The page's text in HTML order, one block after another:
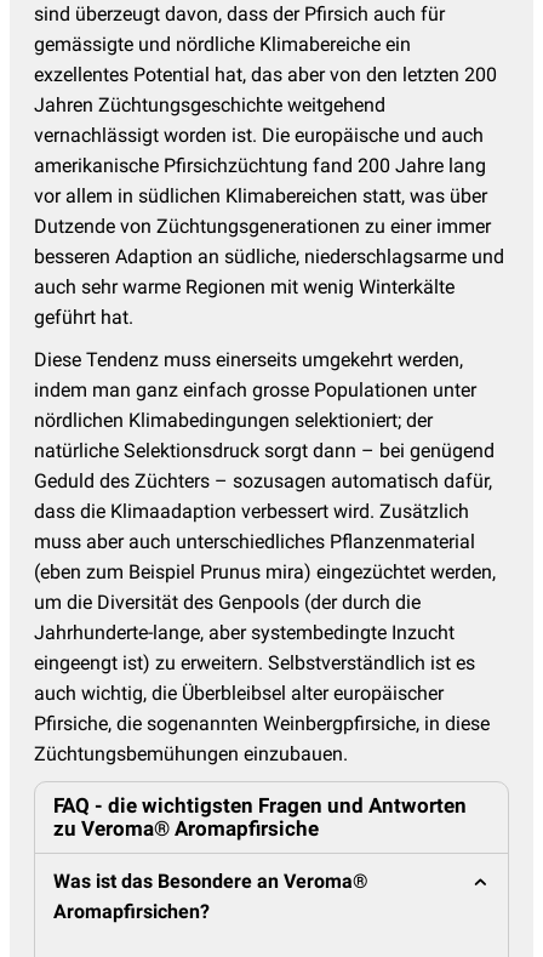
sind überzeugt davon, dass der Pfirsich auch für
gemässigte und nördliche Klimabereiche ein
exzellentes Potential hat, das aber von den letzten 200
Jahren Züchtungsgeschichte weitgehend
vernachlässigt worden ist. Die europäische und auch
amerikanische Pfirsichzüchtung fand 200 Jahre lang
vor allem in südlichen Klimabereichen statt, was über
Dutzende von Züchtungsgenerationen zu einer immer
besseren Adaption an südliche, niederschlagsarme und
auch sehr warme Regionen mit wenig Winterkälte
geführt hat.
Diese Tendenz muss einerseits umgekehrt werden,
indem man ganz einfach grosse Populationen unter
nördlichen Klimabedingungen selektioniert; der
natürliche Selektionsdruck sorgt dann – bei genügend
Geduld des Züchters – sozusagen automatisch dafür,
dass die Klimaadaption verbessert wird. Zusätzlich
muss aber auch unterschiedliches Pflanzenmaterial
(eben zum Beispiel Prunus mira) eingezüchtet werden,
um die Diversität des Genpools (der durch die
Jahrhunderte-lange, aber systembedingte Inzucht
eingeengt ist) zu erweitern. Selbstverständlich ist es
auch wichtig, die Überbleibsel alter europäischer
Pfirsiche, die sogenannten Weinbergpfirsiche, in diese
Züchtungsbemühungen einzubauen.
FAQ - die wichtigsten Fragen und Antworten
zu Veroma® Aromapfirsiche
Was ist das Besondere an Veroma®
Aromapfirsichen?